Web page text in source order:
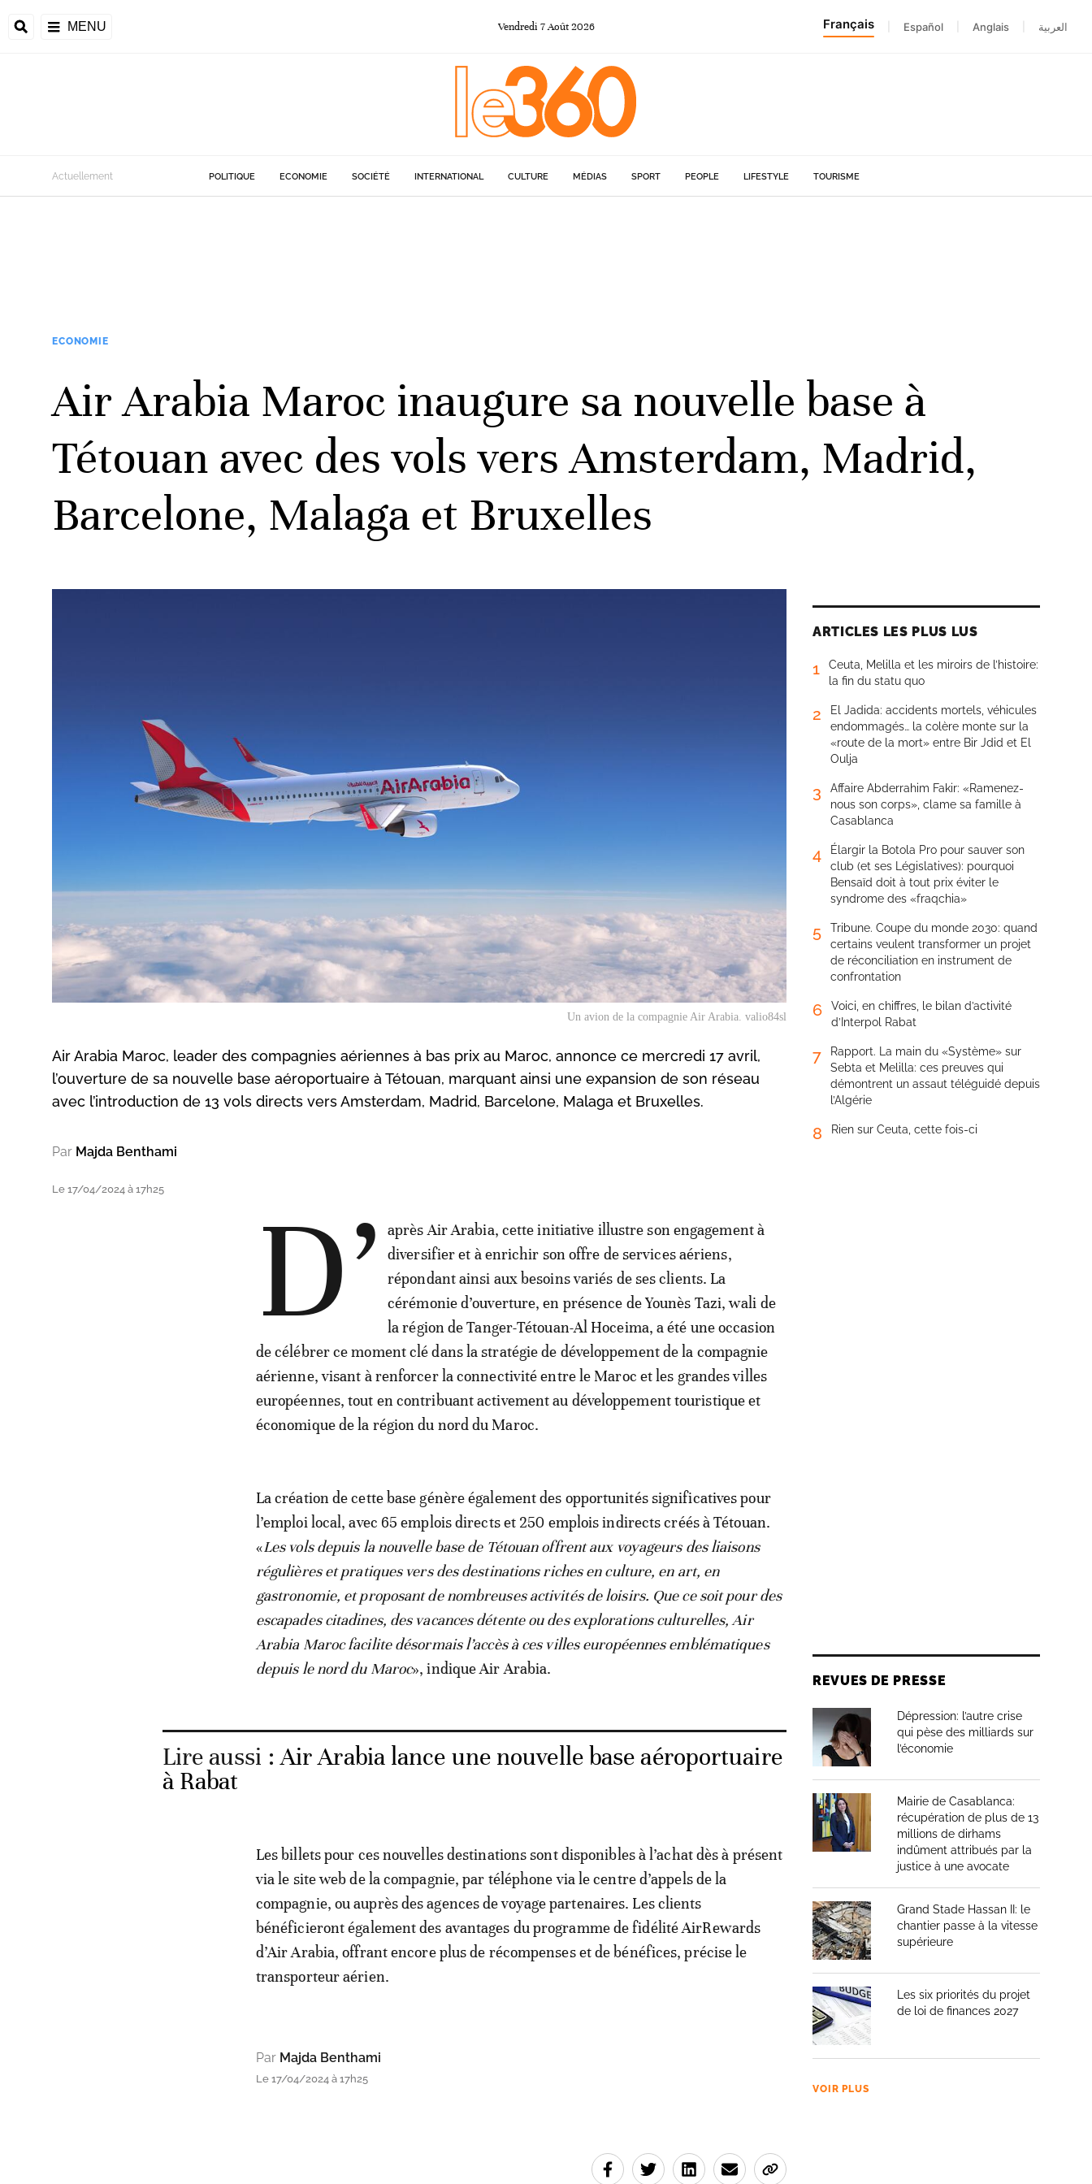
MENU Vendredi 7Août 2026 Français Español Anglais العربية
Actuellement POLITIQUE ECONOMIE SOCIÉTÉ INTERNATIONAL CULTURE MÉDIAS SPORT PEOPLE LIFESTYLE TOURISME
ECONOMIE
Air Arabia Maroc inaugure sa nouvelle base à
Tétouan avec des vols vers Amsterdam, Madrid,
Barcelone, Malaga et Bruxelles
Un avion de la compagnie Air Arabia. valio84sl
Air Arabia Maroc, leader des compagnies aériennes à bas prix au Maroc, annonce ce mercredi 17 avril,
l’ouverture de sa nouvelle base aéroportuaire à Tétouan, marquant ainsi une expansion de son réseau
avec l’introduction de 13 vols directs vers Amsterdam, Madrid, Barcelone, Malaga et Bruxelles.
Par Majda Benthami
Le 17/04/2024 à 17h25 D’
après Air Arabia, cette initiative illustre son engagement à
diversifier et à enrichir son offre de services aériens,
répondant ainsi aux besoins variés de ses clients. La
cérémonie d’ouverture, en présence de Younès Tazi, wali de
la région de Tanger-Tétouan-Al Hoceima, a été une occasion
de célébrer ce moment clé dans la stratégie de développement de la compagnie
aérienne, visant à renforcer la connectivité entre le Maroc et les grandes villes
européennes, tout en contribuant activement au développement touristique et
économique de la région du nord du Maroc.
La création de cette base génère également des opportunités significatives pour
l’emploi local, avec 65 emplois directs et 250 emplois indirects créés à Tétouan.
«Les vols depuis la nouvelle base de Tétouan offrent aux voyageurs des liaisons
régulières et pratiques vers des destinations riches en culture, en art, en
gastronomie, et proposant de nombreuses activités de loisirs. Que ce soit pour des
escapades citadines, des vacances détente ou des explorations culturelles, Air
Arabia Maroc facilite désormais l’accès à ces villes européennes emblématiques
depuis le nord du Maroc», indique Air Arabia.
Lire aussi :Air Arabia lance une nouvelle base aéroportuaire
à Rabat
Les billets pour ces nouvelles destinations sont disponibles à l’achat dès à présent
via le site web de la compagnie, par téléphone via le centre d’appels de la
compagnie, ou auprès des agences de voyage partenaires. Les clients
bénéficieront également des avantages du programme de fidélité AirRewards
d’Air Arabia, offrant encore plus de récompenses et de bénéfices, précise le
transporteur aérien.
Par Majda Benthami
Le 17/04/2024 à 17h25
ARTICLES LES PLUS LUS
1
Ceuta, Melilla et les miroirs de l’histoire:
la fin du statu quo
2
El Jadida: accidents mortels, véhicules
endommagés… la colère monte sur la
«route de la mort» entre Bir Jdid et El
Oulja
3
Affaire Abderrahim Fakir: «Ramenez-
nous son corps», clame sa famille à
Casablanca
4
Élargir la Botola Pro pour sauver son
club (et ses Législatives): pourquoi
Bensaïd doit à tout prix éviter le
syndrome des «fraqchia»
5
Tribune. Coupe du monde 2030: quand
certains veulent transformer un projet
de réconciliation en instrument de
confrontation
6
Voici, en chiffres, le bilan d’activité
d’Interpol Rabat
7
Rapport. La main du «Système» sur
Sebta et Melilla: ces preuves qui
démontrent un assaut téléguidé depuis
l’Algérie
8 Rien sur Ceuta, cette fois-ci
REVUES DE PRESSE
Dépression: l’autre crise
qui pèse des milliards sur
l’économie
Mairie de Casablanca:
récupération de plus de 13
millions de dirhams
indûment attribués par la
justice à une avocate
Grand Stade Hassan II: le
chantier passe à la vitesse
supérieure
Les six priorités du projet
de loi de finances 2027
VOIR PLUS